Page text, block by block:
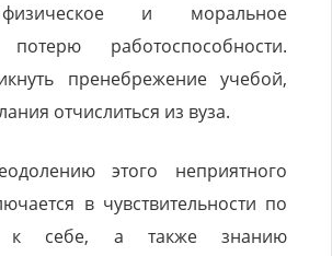
и моральное
работоспособности.
пренебрежение учебой,
отчислиться из вуза.
этого неприятного
в чувствительности по
к себе, а также знанию